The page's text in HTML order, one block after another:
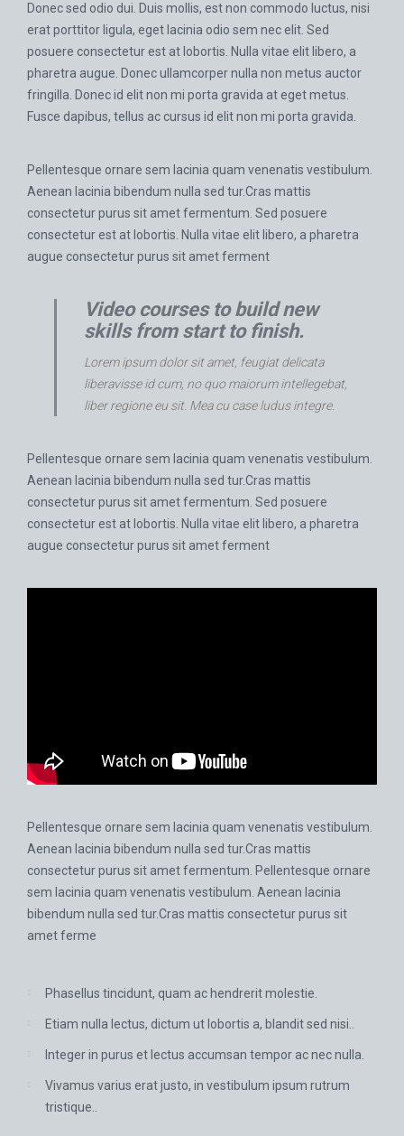
Donec sed odio dui. Duis mollis, est non commodo luctus, nisi
erat porttitor ligula, eget lacinia odio sem nec elit. Sed
posuere consectetur est at lobortis. Nulla vitae elit libero, a
pharetra augue. Donec ullamcorper nulla non metus auctor
fringilla. Donec id elit non mi porta gravida at eget metus.
Fusce dapibus, tellus ac cursus id elit non mi porta gravida.
Pellentesque ornare sem lacinia quam venenatis vestibulum.
Aenean lacinia bibendum nulla sed tur.Cras mattis
consectetur purus sit amet fermentum. Sed posuere
consectetur est at lobortis. Nulla vitae elit libero, a pharetra
augue consectetur purus sit amet ferment
Video courses to build new
skills from start to finish.
Lorem ipsum dolor sit amet, feugiat delicata
liberavisse id cum, no quo maiorum intellegebat,
liber regione eu sit. Mea cu case ludus integre.
Pellentesque ornare sem lacinia quam venenatis vestibulum.
Aenean lacinia bibendum nulla sed tur.Cras mattis
consectetur purus sit amet fermentum. Sed posuere
consectetur est at lobortis. Nulla vitae elit libero, a pharetra
augue consectetur purus sit amet ferment
Pellentesque ornare sem lacinia quam venenatis vestibulum.
Aenean lacinia bibendum nulla sed tur.Cras mattis
consectetur purus sit amet fermentum. Pellentesque ornare
sem lacinia quam venenatis vestibulum. Aenean lacinia
bibendum nulla sed tur.Cras mattis consectetur purus sit
amet ferme
Phasellus tincidunt, quam ac hendrerit molestie.
Etiam nulla lectus, dictum ut lobortis a, blandit sed nisi..
Integer in purus et lectus accumsan tempor ac nec nulla.
Vivamus varius erat justo, in vestibulum ipsum rutrum
tristique..